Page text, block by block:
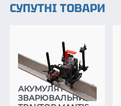
СУПУТНІ ТОВАРИ
АКУМУЛЯТОРНИЙ
ЗВАРЮВАЛЬНИЙ